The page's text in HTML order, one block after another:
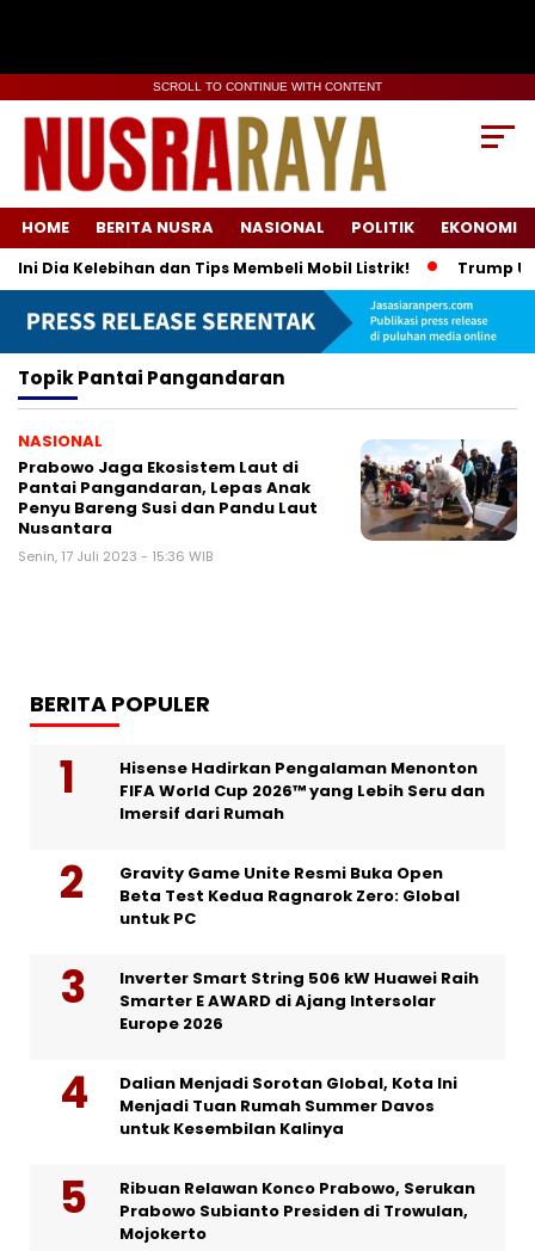
SCROLL TO CONTINUE WITH CONTENT
HOME BERITA NUSRA NASIONAL POLITIK EKONOMI
Dia Kelebihan dan Tips Membeli Mobil Listrik! Trump
TopikPantai Pangandaran
NASIONAL
Prabowo Jaga Ekosistem Laut di
Pantai Pangandaran, Lepas Anak
Penyu Bareng Susi dan Pandu Laut
Nusantara
Senin, 17 Juli 2023 - 15:36 WIB
BERITA POPULER
Hisense Hadirkan Pengalaman Menonton
FIFA World Cup 2026™ yang Lebih Seru dan
Imersif dari Rumah
Gravity Game Unite Resmi Buka Open
Beta Test Kedua Ragnarok Zero: Global
untuk PC
Inverter Smart String 506 kW Huawei Raih
Smarter E AWARD di Ajang Intersolar
Europe 2026
Dalian Menjadi Sorotan Global, Kota Ini
Menjadi Tuan Rumah Summer Davos
untuk Kesembilan Kalinya
Ribuan Relawan Konco Prabowo, Serukan
Prabowo Subianto Presiden di Trowulan,
Mojokerto